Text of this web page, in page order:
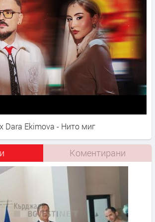
Dara Ekimova - Нито миг
Коментирани